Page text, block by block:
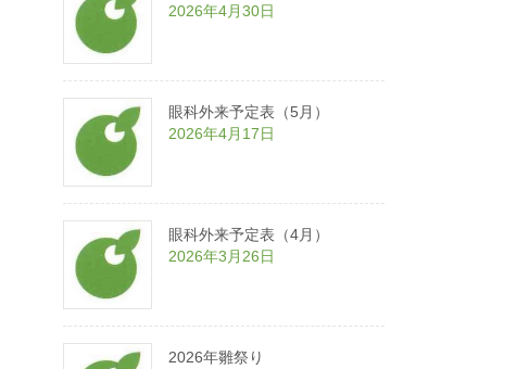
2026年4月30日
眼科外来予定表（5月）
2026年4月17日
眼科外来予定表（4月）
2026年3月26日
2026年雛祭り